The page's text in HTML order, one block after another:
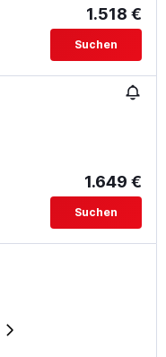
1.518 €
Suchen
1.649 €
Suchen